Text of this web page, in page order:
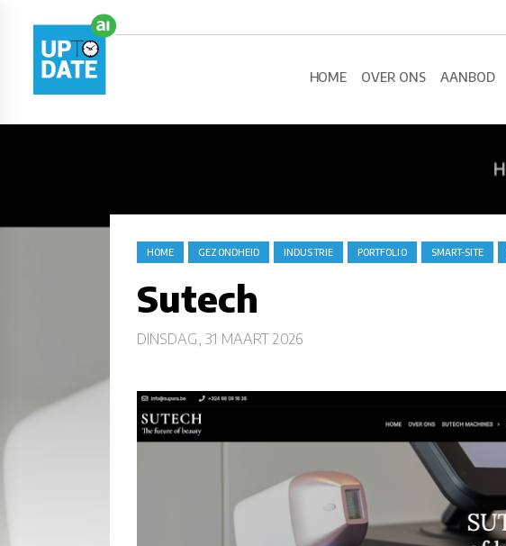
HOME OVER ONS AANBOD
HOME GEZONDHEID INDUSTRIE PORTFOLIO SMART-SITE
Sutech
DINSDAG, 31 MAART 2026